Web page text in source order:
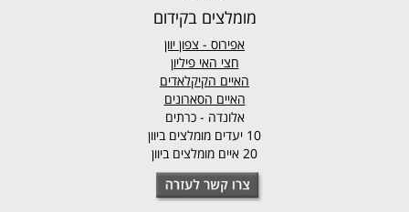
מומלצים בקידום
אפירוס - צפון יוון
חצי האי פיליון
האיים הקיקלאדים
האיים הסארונים
אלונדה - כרתים
10 יעדים מומלצים ביוון
20 איים מומלצים ביוון